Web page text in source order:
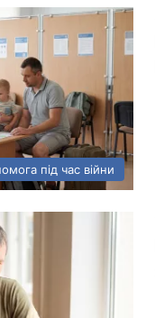
під час війни